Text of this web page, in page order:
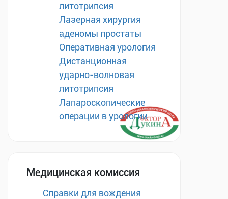
литотрипсия
Лазерная хирургия
аденомы простаты
Оперативная урология
Дистанционная
ударно-волновая
литотрипсия
Лапароскопические
операции в урологии
Медицинская комиссия
Справки для вождения